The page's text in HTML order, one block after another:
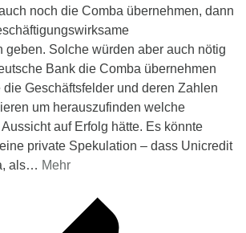
noch die Comba übernehmen, dann
geben. Solche würden aber auch nötig
Bank die Comba übernehmen
Geschäftsfelder und deren Zahlen
um herauszufinden welche
auf Erfolg hätte. Es könnte
private Spekulation – dass Unicredit
als… Mehr